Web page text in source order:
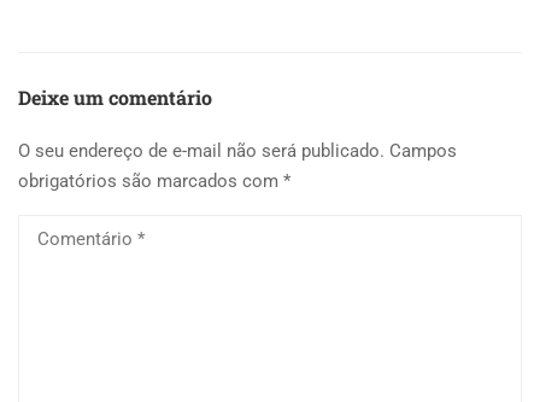
Deixe um comentário
O seu endereço de e-mail não será publicado. Campos
obrigatórios são marcados com *